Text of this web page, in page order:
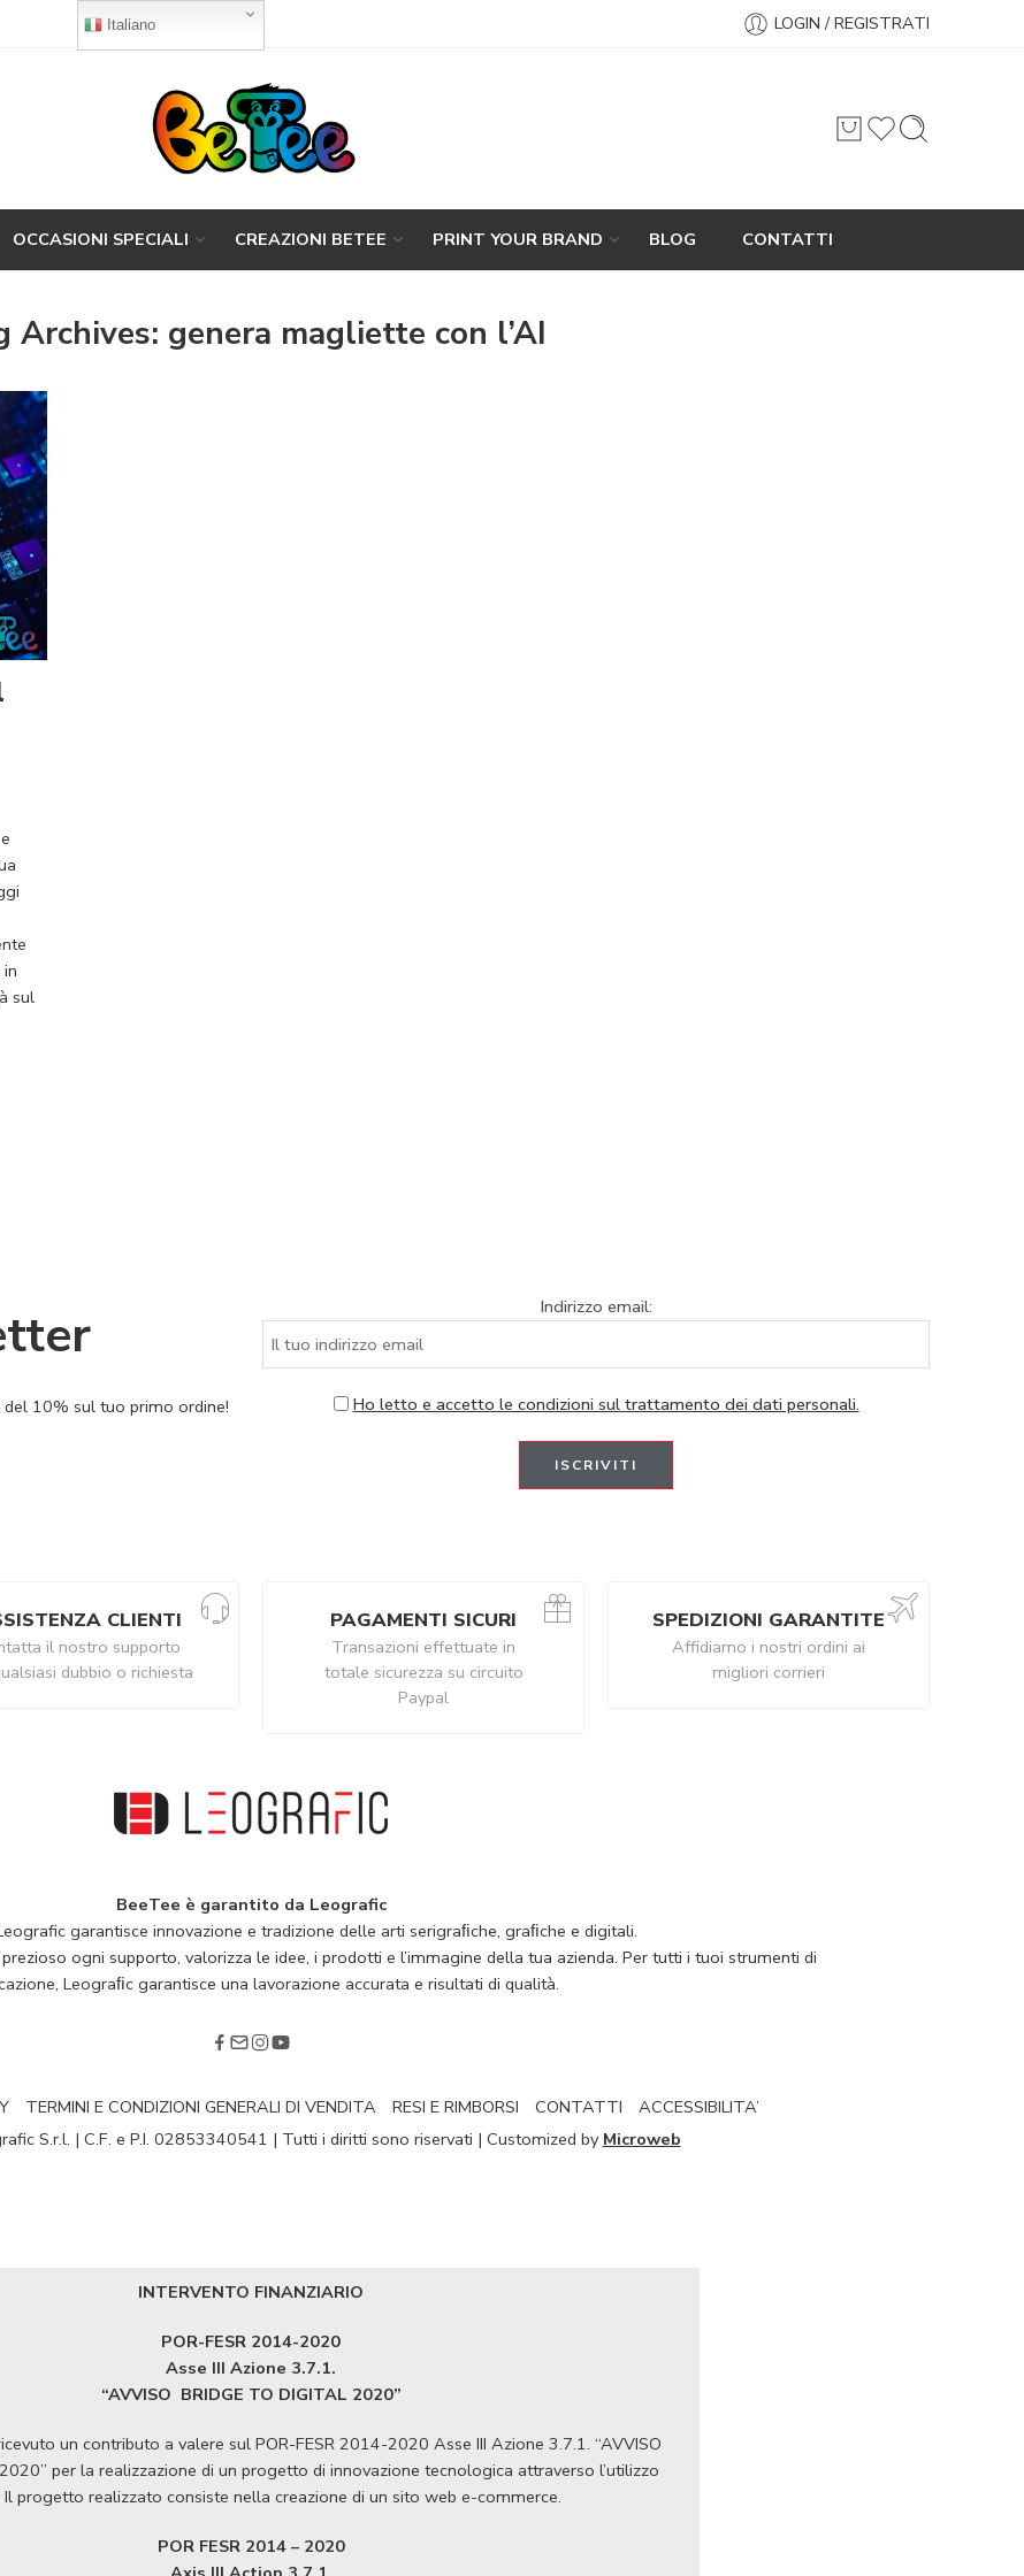
Italiano LOGIN / REGISTRATI
OCCASIONI SPECIALI CREAZIONI BETEE PRINT YOUR BRAND BLOG CONTATTI
Archives: genera magliette con l’AI
sul
10% sul tuo primo ordine!
Indirizzo email:
Ho letto e accetto le condizioni sul trattamento dei dati personali.
CLIENTI
il nostro supporto
dubbio o richiesta
PAGAMENTI SICURI
Transazioni effettuate in
totale sicurezza su circuito
Paypal
SPEDIZIONI GARANTITE
Affidiamo i nostri ordini ai
migliori corrieri
BeeTee è garantito da Leografic
garantisce innovazione e tradizione delle arti serigraﬁche, graﬁche e digitali.
ogni supporto, valorizza le idee, i prodotti e l’immagine della tua azienda. Per tutti i tuoi strumenti di
Leograﬁc garantisce una lavorazione accurata e risultati di qualità.
TERMINI E CONDIZIONI GENERALI DI VENDITA RESI E RIMBORSI CONTATTI
ACCESSIBILITA’
S.r.l. | C.F. e P.I. 02853340541 | Tutti i diritti sono riservati | Customized by Microweb
INTERVENTO FINANZIARIO
POR-FESR 2014-2020
Asse III Azione 3.7.1.
“AVVISO BRIDGE TO DIGITAL 2020”
un contributo a valere sul POR-FESR 2014-2020 Asse III Azione 3.7.1. “AVVISO
2020” per la realizzazione di un progetto di innovazione tecnologica attraverso l’utilizzo
Il progetto realizzato consiste nella creazione di un sito web e-commerce.
POR FESR 2014 – 2020